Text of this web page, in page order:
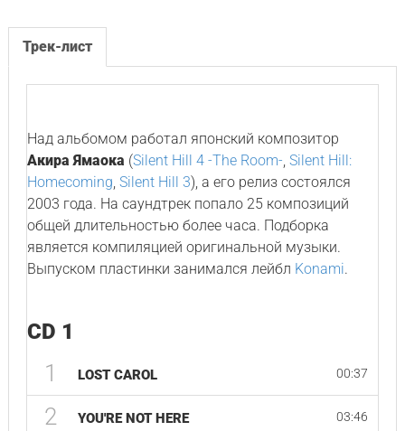
Трек-лист
Над альбомом работал японский композитор
Акира Ямаока (Silent Hill 4 -The Room-, Silent Hill:
Homecoming, Silent Hill 3), а его релиз состоялся
2003 года. На саундтрек попало 25 композиций
общей длительностью более часа. Подборка
является компиляцией оригинальной музыки.
Выпуском пластинки занимался лейбл Konami.
CD 1
1 LOST CAROL 00:37
2 YOU'RE NOT HERE 03:46